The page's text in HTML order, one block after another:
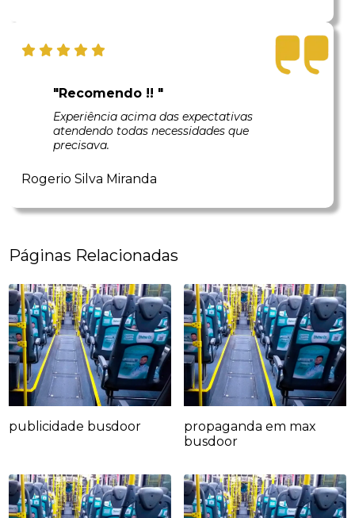
"Recomendo !! "
Experiência acima das expectativas
atendendo todas necessidades que
precisava.
Rogerio Silva Miranda
Páginas Relacionadas
publicidade busdoor
propaganda em max
busdoor